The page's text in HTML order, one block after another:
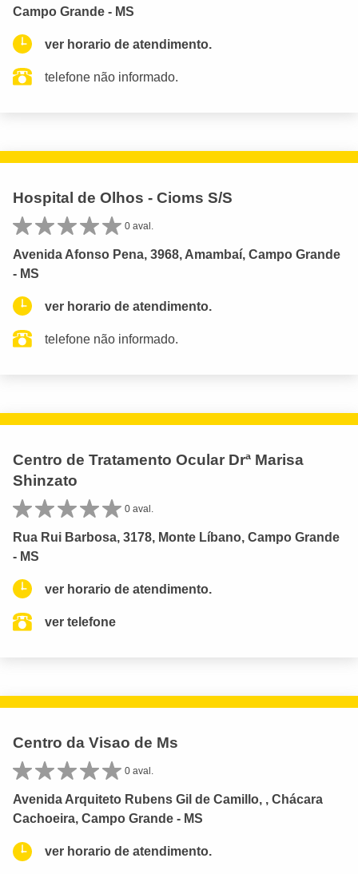
Campo Grande - MS
ver horario de atendimento.
telefone não informado.
Hospital de Olhos - Cioms S/S
0 aval.
Avenida Afonso Pena, 3968, Amambaí, Campo Grande
- MS
ver horario de atendimento.
telefone não informado.
Centro de Tratamento Ocular Drª Marisa
Shinzato
0 aval.
Rua Rui Barbosa, 3178, Monte Líbano, Campo Grande
- MS
ver horario de atendimento.
ver telefone
Centro da Visao de Ms
0 aval.
Avenida Arquiteto Rubens Gil de Camillo, , Chácara
Cachoeira, Campo Grande - MS
ver horario de atendimento.